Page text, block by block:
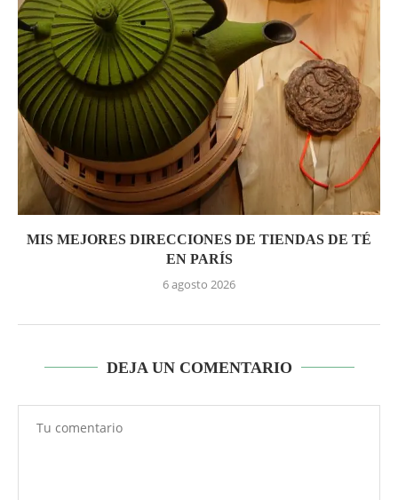
MIS MEJORES DIRECCIONES DE TIENDAS DE TÉ
EN PARÍS
6 agosto 2026
DEJA UN COMENTARIO